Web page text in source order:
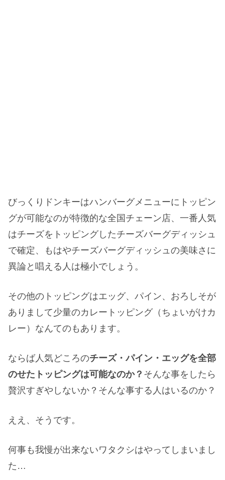
びっくりドンキーはハンバーグメニューにトッピン
グが可能なのが特徴的な全国チェーン店、一番人気
はチーズをトッピングしたチーズバーグディッシュ
で確定、もはやチーズバーグディッシュの美味さに
異論と唱える人は極小でしょう。
その他のトッピングはエッグ、パイン、おろしそが
ありまして少量のカレートッピング（ちょいがけカ
レー）なんてのもあります。
ならば人気どころのチーズ・パイン・エッグを全部
のせたトッピングは可能なのか？ そんな事をしたら
贅沢すぎやしないか？そんな事する人はいるのか？
ええ、そうです。
何事も我慢が出来ないワタクシはやってしまいまし
た…